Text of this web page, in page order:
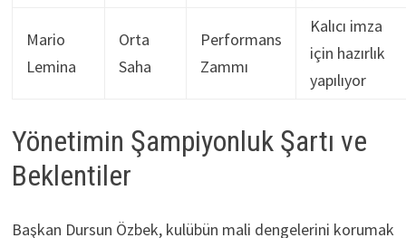
Mario
Lemina
Orta
Saha
Performans
Zammı
Kalıcı imza
için hazırlık
yapılıyor
Yönetimin Şampiyonluk Şartı ve
Beklentiler
Başkan Dursun Özbek, kulübün mali dengelerini korumak